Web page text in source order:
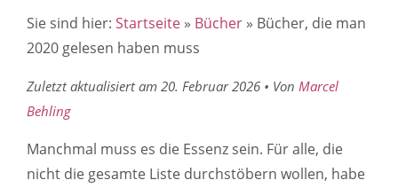
Sie sind hier: Startseite » Bücher » Bücher, die man
2020 gelesen haben muss
Zuletzt aktualisiert am 20. Februar 2026 • Von Marcel
Behling
Manchmal muss es die Essenz sein. Für alle, die
nicht die gesamte Liste durchstöbern wollen, habe